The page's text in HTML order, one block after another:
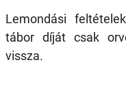
Lemondási
tábor díját csak
vissza.